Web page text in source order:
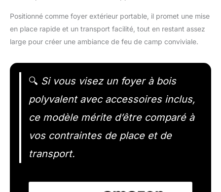
Positionné comme foyer extérieur portable, il promet une mise
en place rapide et un transport facilité, tout en restant assez
large pour créer une ambiance de feu de camp conviviale.
🔍 Si vous visez un foyer à bois
polyvalent avec accessoires inclus,
ce modèle mérite d’être comparé à
vos contraintes de place et de
transport.